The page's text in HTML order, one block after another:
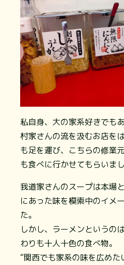
私自身、大の家系好きでも
村家さんの流を汲むお店を
も足を運び、こちらの修業
も食べに行かせてもらいまし
我道家さんのスープは本場
にあった味を模索中のイメ
た。
しかし、ラーメンというの
わりも十人十色の食べ物。
“関西でも家系の味を広めた